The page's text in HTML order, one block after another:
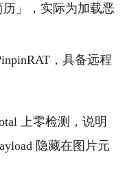
历」，实际为加载恶
，具备远程
上零检测，说明
隐藏在图片元